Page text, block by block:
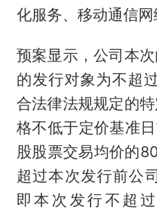
化服务、移动通信网
预案显示，公司本
的发行对象为不超
合法律法规规定的
格不低于定价基准
股股票交易均价的
超过本次发行前公
即本次发行不超